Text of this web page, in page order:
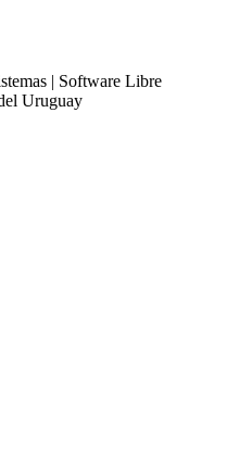
| Software Libre
Uruguay